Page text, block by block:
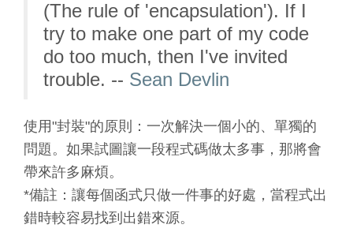
(The rule of 'encapsulation'). If I
try to make one part of my code
do too much, then I've invited
trouble. -- Sean Devlin
使用"封裝"的原則：一次解決一個小的、單獨的
問題。如果試圖讓一段程式碼做太多事，那將會
帶來許多麻煩。
*備註：讓每個函式只做一件事的好處，當程式出
錯時較容易找到出錯來源。